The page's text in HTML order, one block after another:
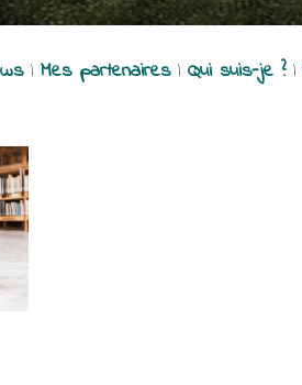
| Mes partenaires| Qui suis-je ?|